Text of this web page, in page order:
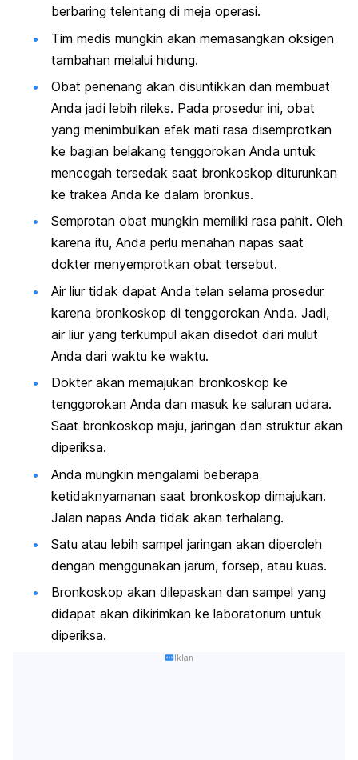
berbaring telentang di meja operasi.
Tim medis mungkin akan memasangkan oksigen
tambahan melalui hidung.
Obat penenang akan disuntikkan dan membuat
Anda jadi lebih rileks. Pada prosedur ini, obat
yang menimbulkan efek mati rasa disemprotkan
ke bagian belakang tenggorokan Anda untuk
mencegah tersedak saat bronkoskop diturunkan
ke trakea Anda ke dalam bronkus.
Semprotan obat mungkin memiliki rasa pahit. Oleh
karena itu, Anda perlu menahan napas saat
dokter menyemprotkan obat tersebut.
Air liur tidak dapat Anda telan selama prosedur
karena bronkoskop di tenggorokan Anda. Jadi,
air liur yang terkumpul akan disedot dari mulut
Anda dari waktu ke waktu.
Dokter akan memajukan bronkoskop ke
tenggorokan Anda dan masuk ke saluran udara.
Saat bronkoskop maju, jaringan dan struktur akan
diperiksa.
Anda mungkin mengalami beberapa
ketidaknyamanan saat bronkoskop dimajukan.
Jalan napas Anda tidak akan terhalang.
Satu atau lebih sampel jaringan akan diperoleh
dengan menggunakan jarum, forsep, atau kuas.
Bronkoskop akan dilepaskan dan sampel yang
didapat akan dikirimkan ke laboratorium untuk
diperiksa.
Iklan